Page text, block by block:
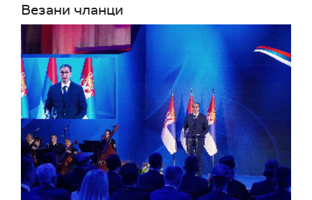
Везани чланци